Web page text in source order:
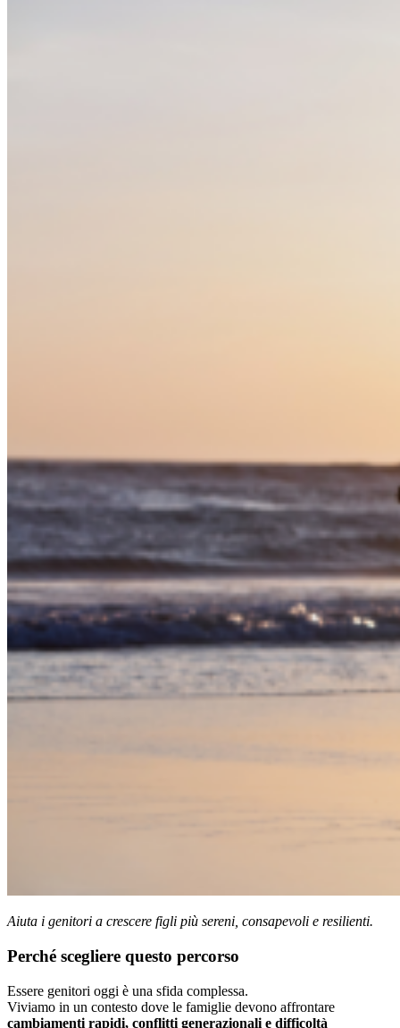
Aiuta i genitori a crescere figli più sereni, consapevoli e resilienti.
Perché scegliere questo percorso
Essere genitori oggi è una sfida complessa.
Viviamo in un contesto dove le famiglie devono affrontare
cambiamenti rapidi, conflitti generazionali e difficoltà